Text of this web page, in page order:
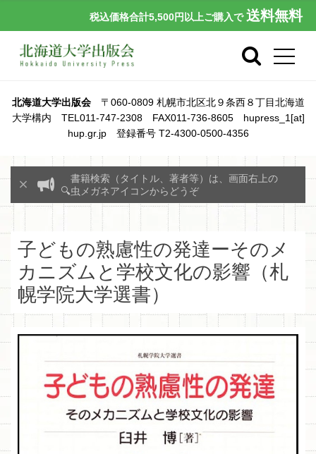
税込価格合計5,500円以上ご購入で 送料無料
北海道大学出版会〒060-0809 札幌市北区北９条西８丁目北海道
大学構内 TEL011-747-2308 FAX011-736-8605 hupress_1[at]
hup.gr.jp 登録番号 T2-4300-0500-4356
書籍検索（タイトル、著者等）は、画面右上の
🔍虫メガネアイコンからどうぞ
子どもの熟慮性の発達ーそのメ
カニズムと学校文化の影響（札
幌学院大学選書）